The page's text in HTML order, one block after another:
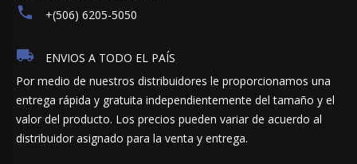
+(506) 6205-5050
ENVIOS A TODO EL PAÍS
Por medio de nuestros distribuidores le proporcionamos una
entrega rápida y gratuita independientemente del tamaño y el
valor del producto. Los precios pueden variar de acuerdo al
distribuidor asignado para la venta y entrega.